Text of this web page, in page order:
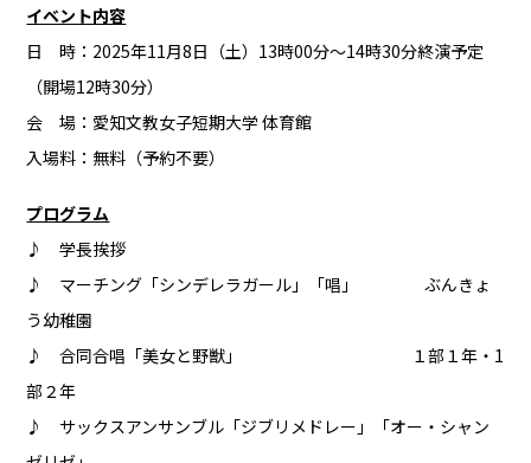
イベント内容
日 時：2025年11月8日（土）13時00分～14時30分終演予定
（開場12時30分）
会 場：愛知文教女子短期大学 体育館
入場料：無料（予約不要）
プログラム
♪ 学長挨拶
♪ マーチング「シンデレラガール」「唱」 ぶんきょ
う幼稚園
♪ 合同合唱「美女と野獣」 １部１年・1
部２年
♪ サックスアンサンブル「ジブリメドレー」「オー・シャン